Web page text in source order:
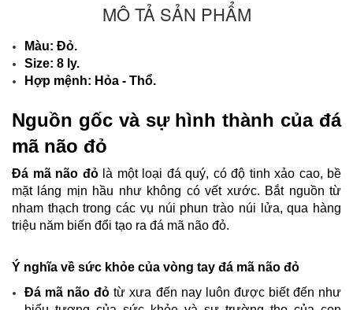
MÔ TẢ SẢN PHẨM
Màu: Đỏ.
Size: 8 ly.
Hợp mệnh: Hỏa - Thổ.
Nguồn gốc và sự hình thành của đá
mã não đỏ
Đá mã não đỏlà một loại đá quý, có độ tinh xảo cao, bề
mặt láng mịn hầu như không có vết xước. Bắt nguồn từ
nham thạch trong các vụ núi phun trào núi lửa, qua hàng
triệu năm biến đổi tạo ra đá mã não đỏ.
Ý nghĩa về sức khỏe của vòng tay đá mã não đỏ
Đá mã não đỏ từ xưa đến nay luôn được biết đến như